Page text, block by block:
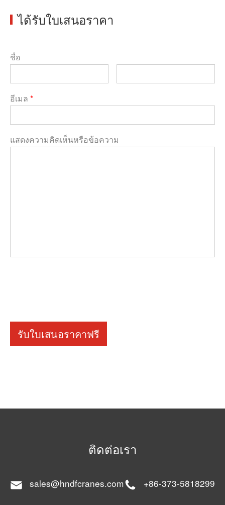
ได้รับใบเสนอราคา
ชื่อ
อีเมล *
แสดงความคิดเห็นหรือข้อความ
รับใบเสนอราคาฟรี
ติดต่อเรา
sales@hndfcranes.com +86-373-5818299